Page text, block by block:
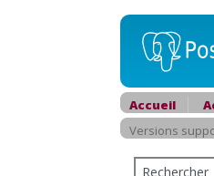
Accueil
Versions